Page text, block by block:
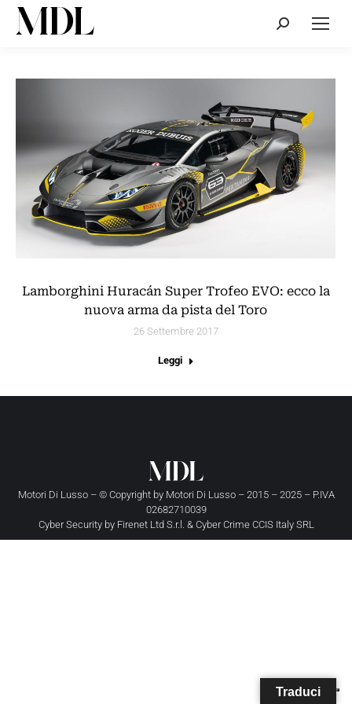
Cerca:
Lamborghini Huracán Super Trofeo EVO: ecco la
nuova arma da pista del Toro
26 Settembre 2017
Leggi
Motori Di Lusso – © Copyright by Motori Di Lusso– 2015 – 2025 – P.IVA
02682710039
Cyber Security by Firenet Ltd S.r.l. & Cyber Crime CCIS Italy SRL
Traduci